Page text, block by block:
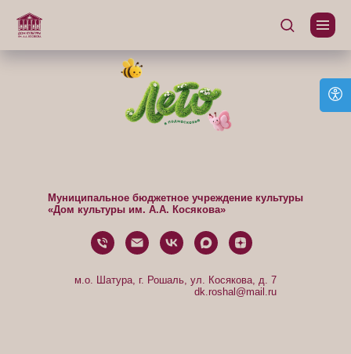
Муниципальное бюджетное учреждение культуры
«Дом культуры им. А.А. Косякова»
м.о. Шатура, г. Рошаль, ул. Косякова, д. 7
dk.roshal@mail.ru